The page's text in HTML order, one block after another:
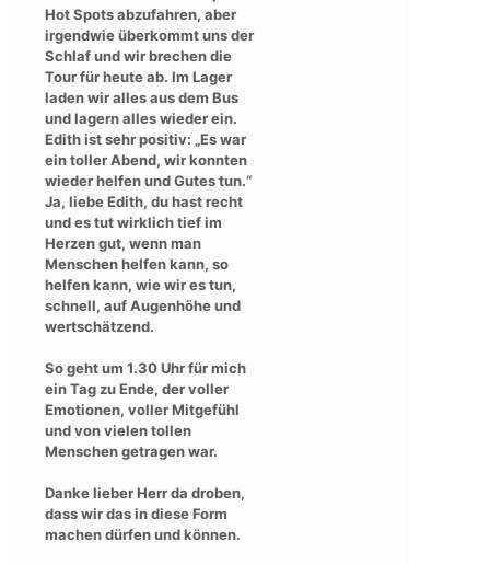
Hot Spots abzufahren, aber
irgendwie überkommt uns der
Schlaf und wir brechen die
Tour für heute ab. Im Lager
laden wir alles aus dem Bus
und lagern alles wieder ein.
Edith ist sehr positiv: „Es war
ein toller Abend, wir konnten
wieder helfen und Gutes tun.“
Ja, liebe Edith, du hast recht
und es tut wirklich tief im
Herzen gut, wenn man
Menschen helfen kann, so
helfen kann, wie wir es tun,
schnell, auf Augenhöhe und
wertschätzend.
So geht um 1.30 Uhr für mich
ein Tag zu Ende, der voller
Emotionen, voller Mitgefühl
und von vielen tollen
Menschen getragen war.
Danke lieber Herr da droben,
dass wir das in diese Form
machen dürfen und können.